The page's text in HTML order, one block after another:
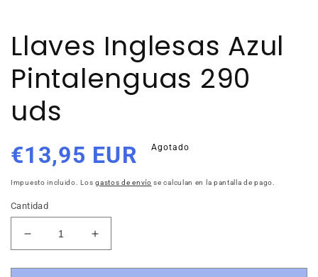
Llaves Inglesas Azul
Pintalenguas 290
uds
Precio
habitual
€13,95 EUR Agotado
Impuesto incluido. Losgastos de envío se calculan en la pantalla de pago.
Cantidad
Reducir
cantidad
para
Aumentar
cantidad
para